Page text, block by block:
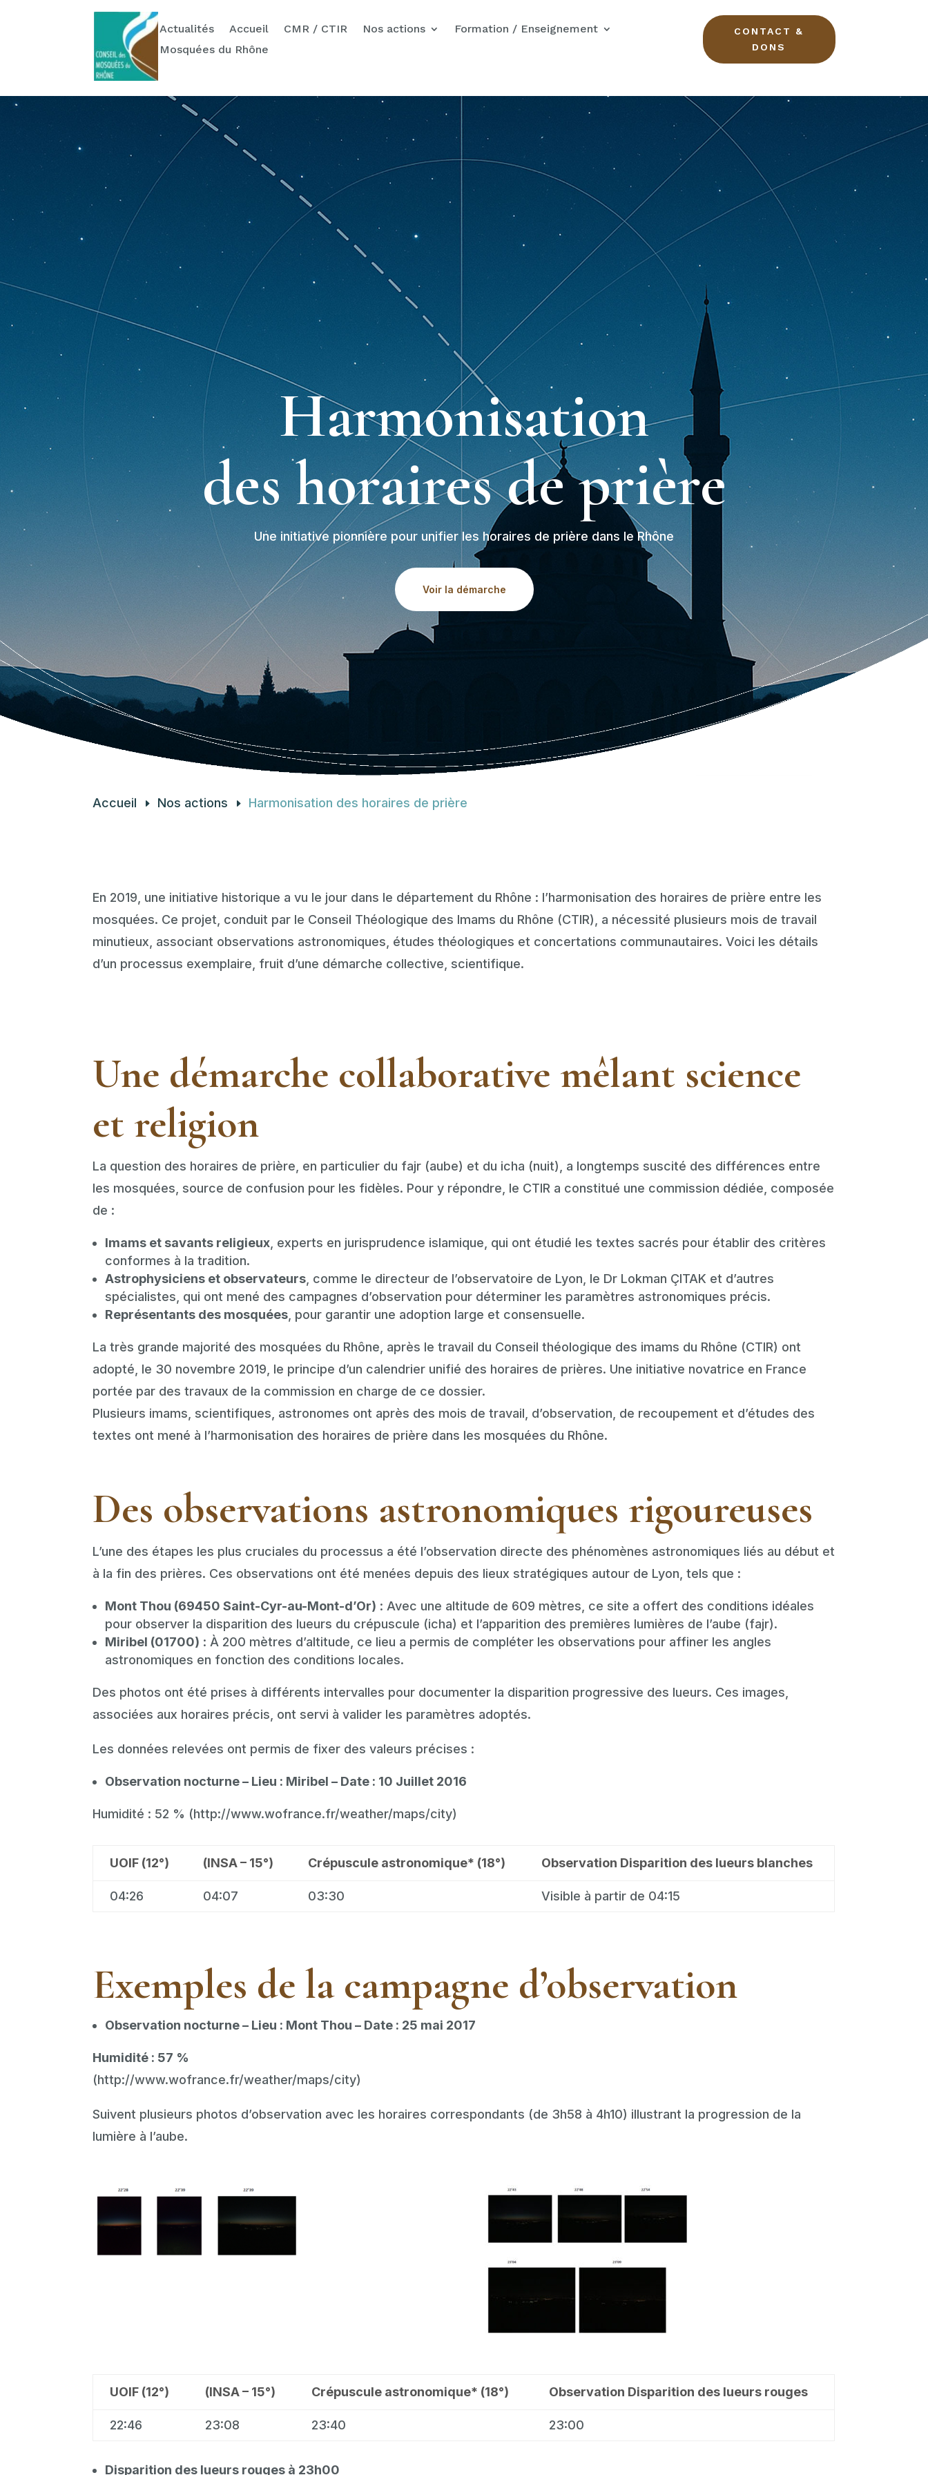
Actualités Accueil CMR / CTIR Nos actions
Formation / Enseignement
Mosquées du Rhône
CONTACT &
DONS
Actualités Ressources
Harmonisation
des horaires de prière
Une initiative pionnière pour unifier les horaires de prière dans le Rhône
Voir la démarche
Accueil Nos actions Harmonisation des horaires de prière
En 2019, une initiative historique a vu le jour dans le département du Rhône : l’harmonisation des horaires de prière entre les
mosquées. Ce projet, conduit par le Conseil Théologique des Imams du Rhône (CTIR), a nécessité plusieurs mois de travail
minutieux, associant observations astronomiques, études théologiques et concertations communautaires. Voici les détails
d’un processus exemplaire, fruit d’une démarche collective, scientifique.
Une démarche collaborative mêlant science
et religion
La question des horaires de prière, en particulier du fajr (aube) et du icha (nuit), a longtemps suscité des différences entre
les mosquées, source de confusion pour les fidèles. Pour y répondre, le CTIR a constitué une commission dédiée, composée
de :
Imams et savants religieux , experts en jurisprudence islamique, qui ont étudié les textes sacrés pour établir des critères
conformes à la tradition.
Astrophysiciens et observateurs , comme le directeur de l’observatoire de Lyon, le Dr Lokman ÇITAK et d’autres
spécialistes, qui ont mené des campagnes d’observation pour déterminer les paramètres astronomiques précis.
Représentants des mosquées , pour garantir une adoption large et consensuelle.
La très grande majorité des mosquées du Rhône, après le travail du Conseil théologique des imams du Rhône (CTIR) ont
adopté, le 30 novembre 2019, le principe d’un calendrier unifié des horaires de prières. Une initiative novatrice en France
portée par des travaux de la commission en charge de ce dossier.
Plusieurs imams, scientifiques, astronomes ont après des mois de travail, d’observation, de recoupement et d’études des
textes ont mené à l’harmonisation des horaires de prière dans les mosquées du Rhône.
Des observations astronomiques rigoureuses
L’une des étapes les plus cruciales du processus a été l’observation directe des phénomènes astronomiques liés au début et
à la fin des prières. Ces observations ont été menées depuis des lieux stratégiques autour de Lyon, tels que :
Mont Thou (69450 Saint-Cyr-au-Mont-d’Or) : Avec une altitude de 609 mètres, ce site a offert des conditions idéales
pour observer la disparition des lueurs du crépuscule (icha) et l’apparition des premières lumières de l’aube (fajr).
Miribel (01700) : À 200 mètres d’altitude, ce lieu a permis de compléter les observations pour affiner les angles
astronomiques en fonction des conditions locales.
Des photos ont été prises à différents intervalles pour documenter la disparition progressive des lueurs. Ces images,
associées aux horaires précis, ont servi à valider les paramètres adoptés.
Les données relevées ont permis de fixer des valeurs précises :
Observation nocturne – Lieu : Miribel – Date : 10 Juillet 2016
Humidité : 52 % (http://www.wofrance.fr/weather/maps/city)
UOIF (12°) (INSA – 15°) Crépuscule astronomique* (18°) Observation Disparition des lueurs blanches
04:26 04:07 03:30 Visible à partir de 04:15
Exemples de la campagne d’observation
Observation nocturne – Lieu : Mont Thou – Date : 25 mai 2017
Humidité : 57 %
(http://www.wofrance.fr/weather/maps/city)
Suivent plusieurs photos d’observation avec les horaires correspondants (de 3h58 à 4h10) illustrant la progression de la
lumière à l’aube.
UOIF (12°) (INSA – 15°) Crépuscule astronomique* (18°) Observation Disparition des lueurs rouges
22:46 23:08 23:40 23:00
Disparition des lueurs rouges à 23h00